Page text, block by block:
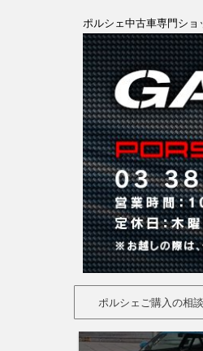
ポルシェ中古車専門シ
ポルシェご購入の相